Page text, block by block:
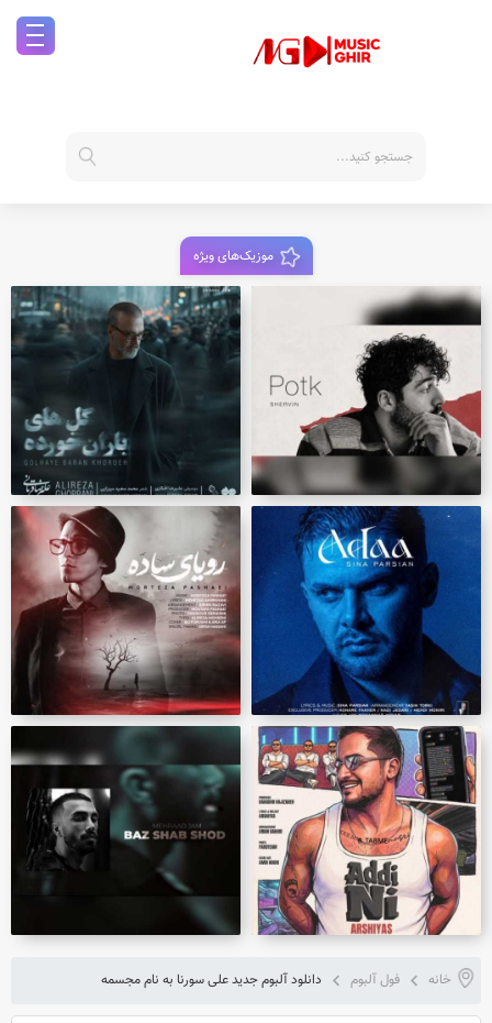
موزیک‌های ویژه
خانه فول آلبوم دانلود آلبوم جدید علی سورنا به نام مجسمه